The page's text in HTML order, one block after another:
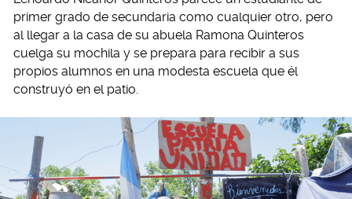
primer grado de secundaria como cualquier otro, pero
al llegar a la casa de su abuela Ramona Quinteros
cuelga su mochila y se prepara para recibir a sus
propios alumnos en una modesta escuela que él
construyó en el patio.